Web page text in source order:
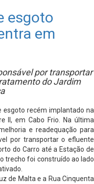
esgoto
em
por transportar
do Jardim
esgoto recém implantado na
II, em Cabo Frio. Na última
e readequação para
por transportar o efluente
do Carro até a Estação de
trecho foi construído ao lado
de Malta e a Rua Cinquenta